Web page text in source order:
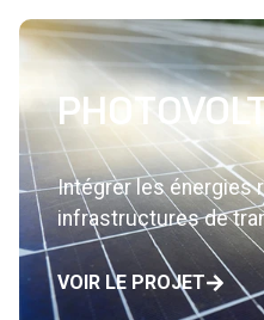
Intégrer les énergies
infrastructures de
VOIR LE PROJET